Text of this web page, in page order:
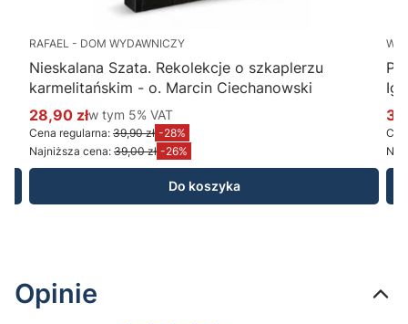
RAFAEL - DOM WYDAWNICZY
Nieskalana Szata. Rekolekcje o szkaplerzu
karmelitańskim - o. Marcin Ciechanowski
Cena promocyjna brutto
28,90 złw tym %s VAT
w tym 5% VAT
Cena regularna: 39,90 zł -28%
Najniższa cena: 39,00 zł -26%
Do koszyka
Opinie